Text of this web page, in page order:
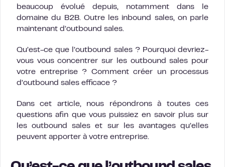
beaucoup évolué depuis, notamment dans le
domaine du B2B. Outre les inbound sales, on parle
maintenant d’outbound sales.
Qu’est-ce que l’outbound sales ? Pourquoi devriez-
vous vous concentrer sur les outbound sales pour
votre entreprise ? Comment créer un processus
d’outbound sales efficace ?
Dans cet article, nous répondrons à toutes ces
questions afin que vous puissiez en savoir plus sur
les outbound sales et sur les avantages qu’elles
peuvent apporter à votre entreprise.